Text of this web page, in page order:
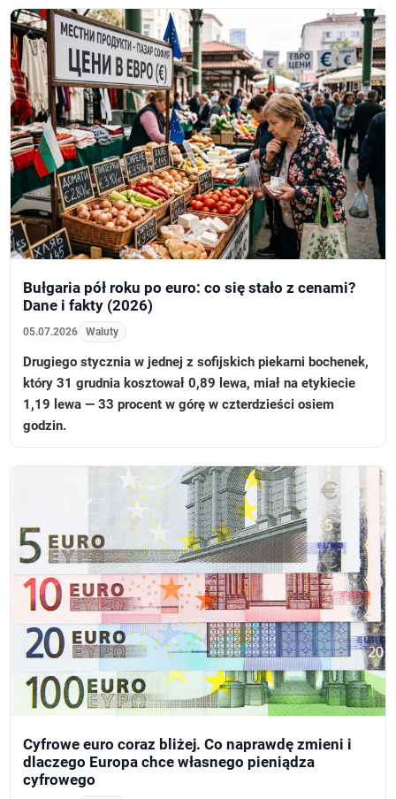
Bułgaria pół roku po euro: co się stało z cenami?
Dane i fakty (2026)
05.07.2026 Waluty
Drugiego stycznia w jednej z sofijskich piekarni bochenek,
który 31 grudnia kosztował 0,89 lewa, miał na etykiecie
1,19 lewa — 33 procent w górę w czterdzieści osiem
godzin.
Cyfrowe euro coraz bliżej. Co naprawdę zmieni i
dlaczego Europa chce własnego pieniądza
cyfrowego